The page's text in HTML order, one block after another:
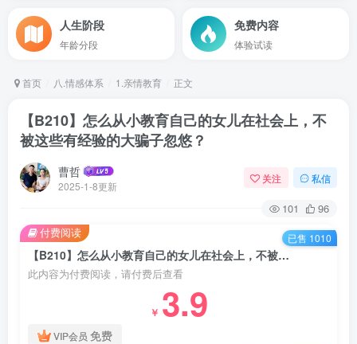
人生阶段
年龄分段
免费内容
体验试读
首页 八.情感体系 1.亲情教育 正文
【B210】怎么从小教育自己的女儿在社会上，不
被这些有经验的大骗子忽悠？
曹哲
2025-1-8更新
关注 私信
101 96
【B210】怎么从小教育自己的女儿在社会上，不被这些有经验的大骗子忽悠？
此内容为付费阅读，请付费后查看
￥ 3.9
VIP会员 免费
付费阅读 已售 1010